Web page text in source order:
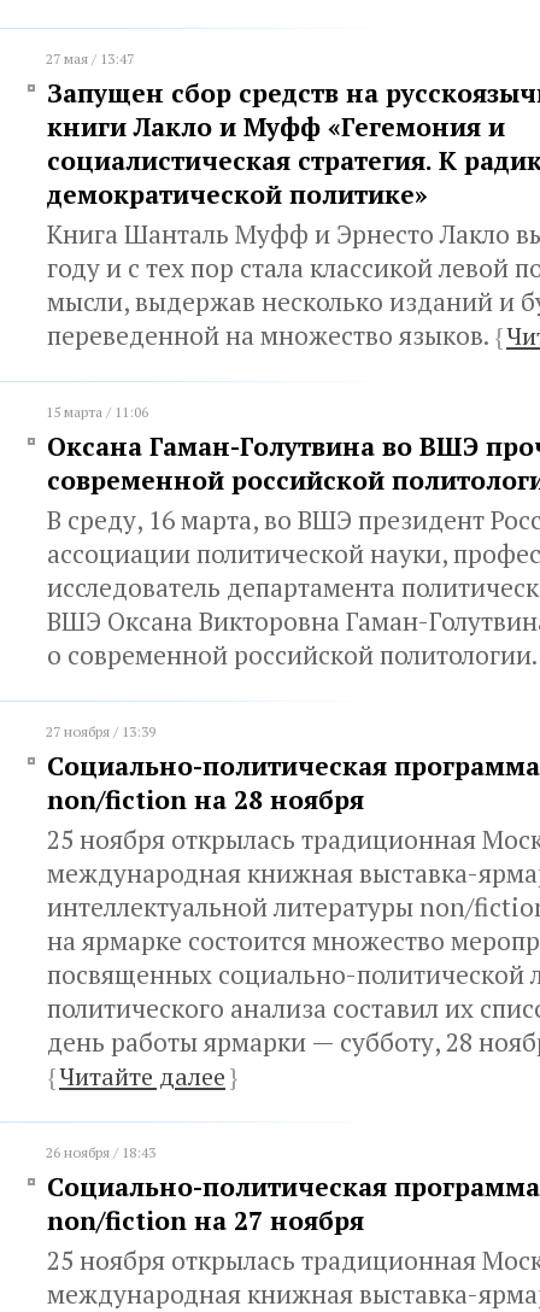
27 мая / 13:47
Запущен сбор средств на
книги Лакло и Муфф «Гегемония и
социалистическая стратегия. К
демократической политике»
Книга Шанталь Муфф и Эрнесто Лакло
году и с тех пор стала классикой левой
мысли, выдержав несколько изданий и
переведенной на множество языков. {
15 марта / 11:06
Оксана Гаман-Голутвина во ВШЭ
современной российской
В среду, 16 марта, во ВШЭ президент
ассоциации политической науки,
исследователь департамента
ВШЭ Оксана Викторовна Гаман-
о современной российской
27 ноября / 13:39
Социально-политическая
non/fiction на 28 ноября
25 ноября открылась традиционная
международная книжная выставка-
интеллектуальной литературы non/
на ярмарке состоится множество
посвященных социально-политической
политического анализа составил их
день работы ярмарки — субботу, 28
{Читайте далее}
26 ноября / 18:43
Социально-политическая
non/fiction на 27 ноября
25 ноября открылась традиционная
международная книжная выставка-